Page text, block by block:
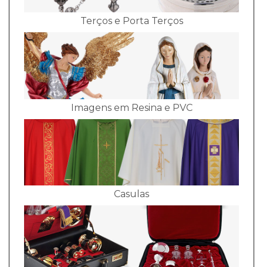
Terços e Porta Terços
Imagens em Resina e PVC
Casulas